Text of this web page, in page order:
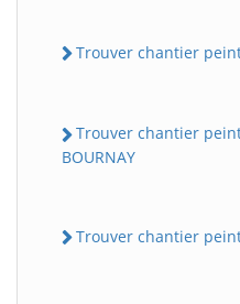
Trouver chantier
Trouver chantier
BOURNAY
Trouver chantier